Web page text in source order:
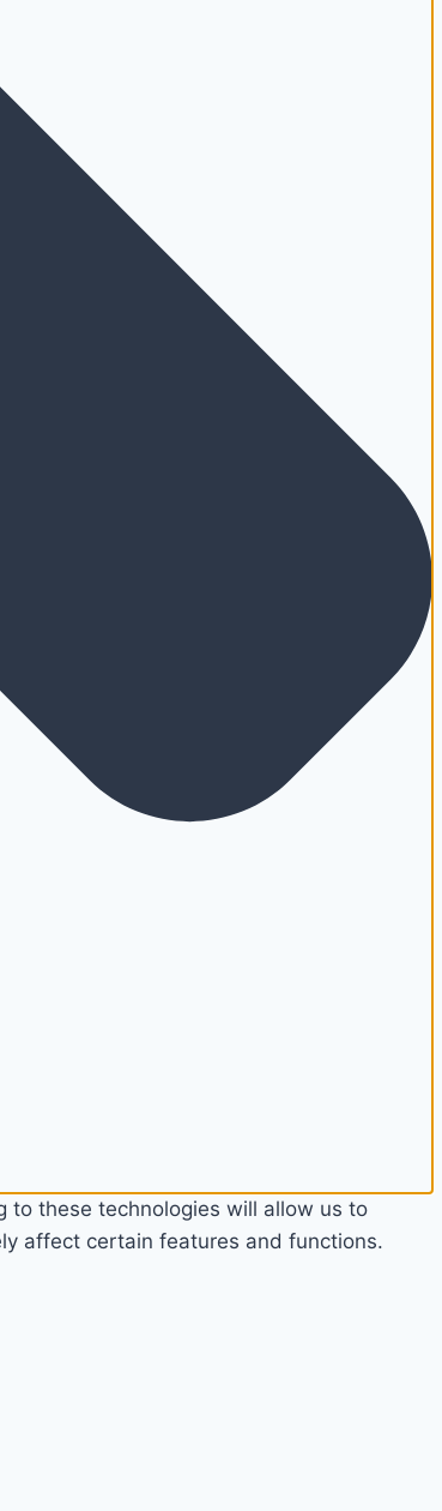
to these technologies will allow us to
affect certain features and functions.